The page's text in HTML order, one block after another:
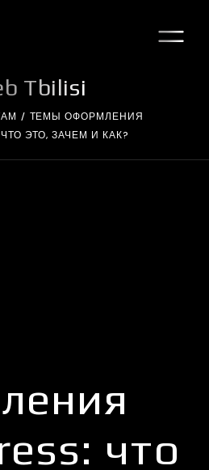
Tbilisi
ТЕМЫ ОФОРМЛЕНИЯ
ЧТО ЭТО, ЗАЧЕМ И КАК?
что